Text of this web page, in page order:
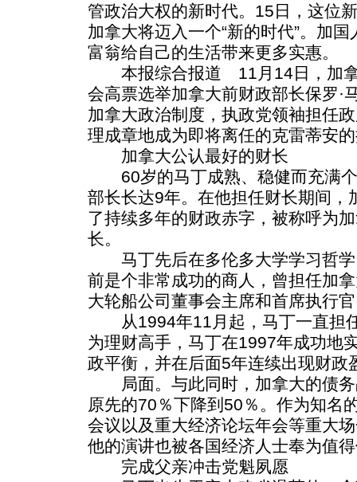
管政治大权的新时代。15日，这位
加拿大将迈入一个“新的时代”。加
富翁给自己的生活带来更多实惠。
本报综合报道 11月14日，加拿
会高票选举加拿大前财政部长保罗·
加拿大政治制度，执政党领袖担任
理成章地成为即将离任的克雷蒂安
加拿大公认最好的财长
60岁的马丁成熟、稳健而充满个
部长长达9年。在他担任财长期间，
了持续多年的财政赤字，被称呼为
长。
马丁先后在多伦多大学学习哲学
前是个非常成功的商人，曾担任加
大轮船公司董事会主席和首席执行
从1994年11月起，马丁一直担
为理财高手，马丁在1997年成功地
政平衡，并在后面5年连续出现财政
局面。与此同时，加拿大的债务
原先的70％下降到50％。作为知名
会议以及重大经济论坛年会等重大
他的演讲也被各国经济人士奉为值得
完成父亲冲击党魁夙愿